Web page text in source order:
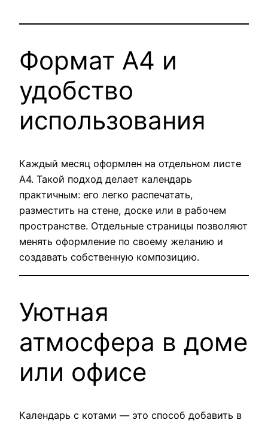
Формат А4 и
удобство
использования
Каждый месяц оформлен на отдельном листе
А4. Такой подход делает календарь
практичным: его легко распечатать,
разместить на стене, доске или в рабочем
пространстве. Отдельные страницы позволяют
менять оформление по своему желанию и
создавать собственную композицию.
Уютная
атмосфера в доме
или офисе
Календарь с котами — это способ добавить в